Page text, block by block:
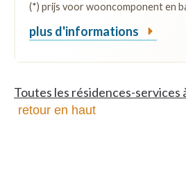
(*) prijs voor wooncomponent en
plus d'informations
Toutes les résidences-services
retour en haut